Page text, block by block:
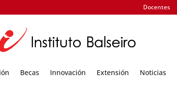
Docentes
Becas Innovación Extensión Noticias